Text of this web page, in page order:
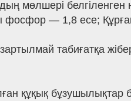
мөлшері
— 1,8 есе;
табиғатқа
құқық